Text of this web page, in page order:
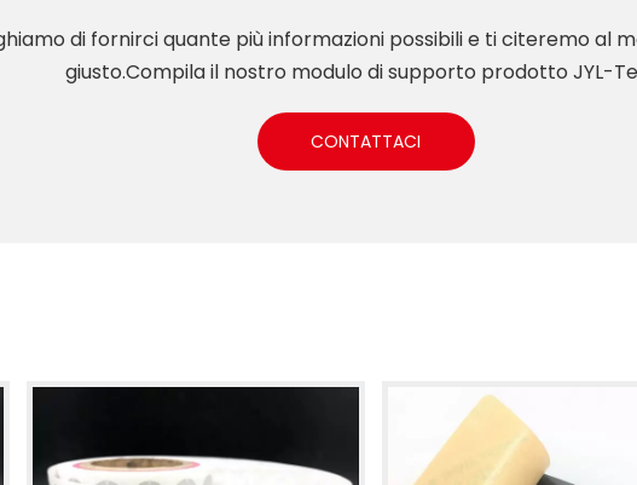
di fornirci quante più informazioni possibili e ti citeremo al
giusto.Compila il nostro modulo di supporto prodotto JYL-
CONTATTACI